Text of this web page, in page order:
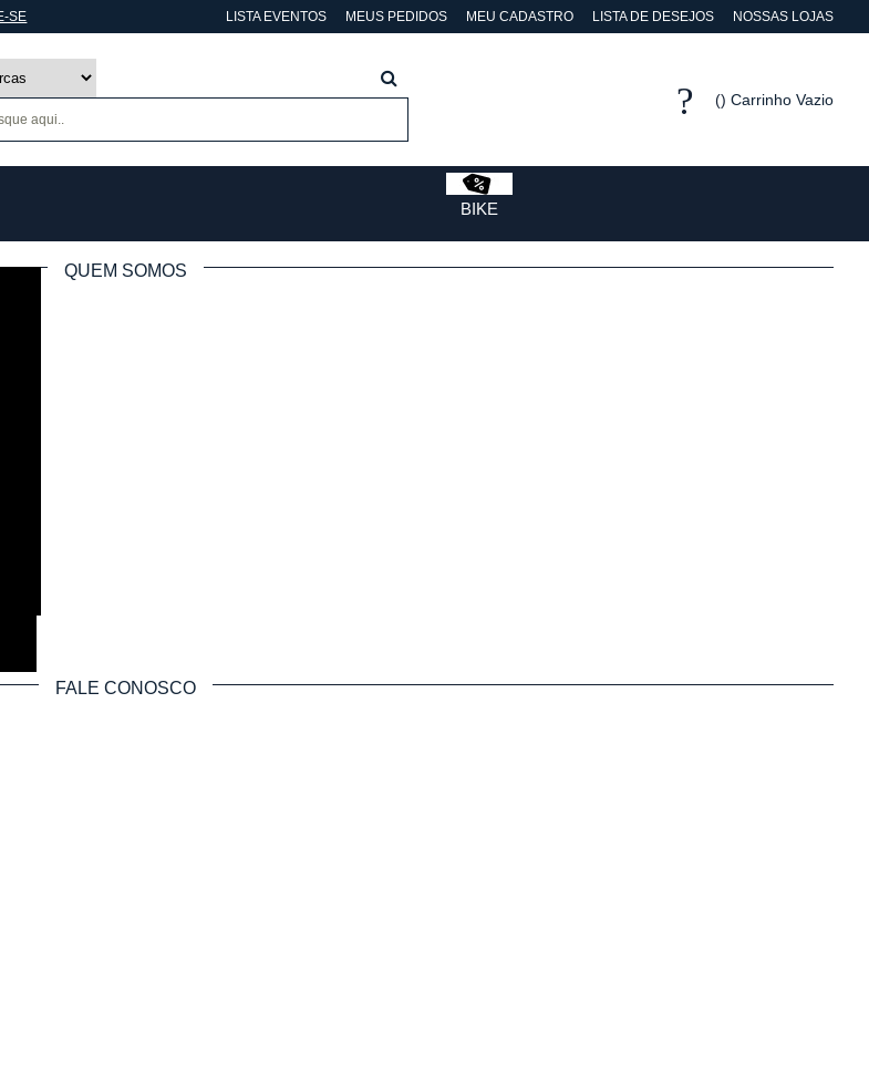
SE LISTA EVENTOS MEUS PEDIDOS MEU CADASTRO LISTA DE DESEJOS NOSSAS LOJAS
Carrinho Vazio
BIKE
QUEM SOMOS
FALE CONOSCO